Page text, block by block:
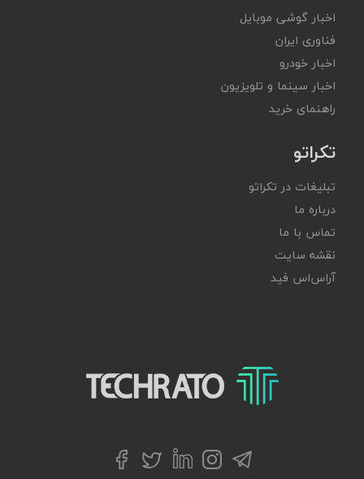
اخبار گوشی موبایل
فناوری ایران
اخبار خودرو
اخبار سینما و تلویزیون
راهنمای خرید
تکراتو
تبلیغات در تکراتو
درباره ما
تماس با ما
نقشه سایت
آر‌اس‌اس فید
تکراتو – زندگی با تکنولوژی
تلگراماینستاگرام
لینکداینتوییترفیسبوک